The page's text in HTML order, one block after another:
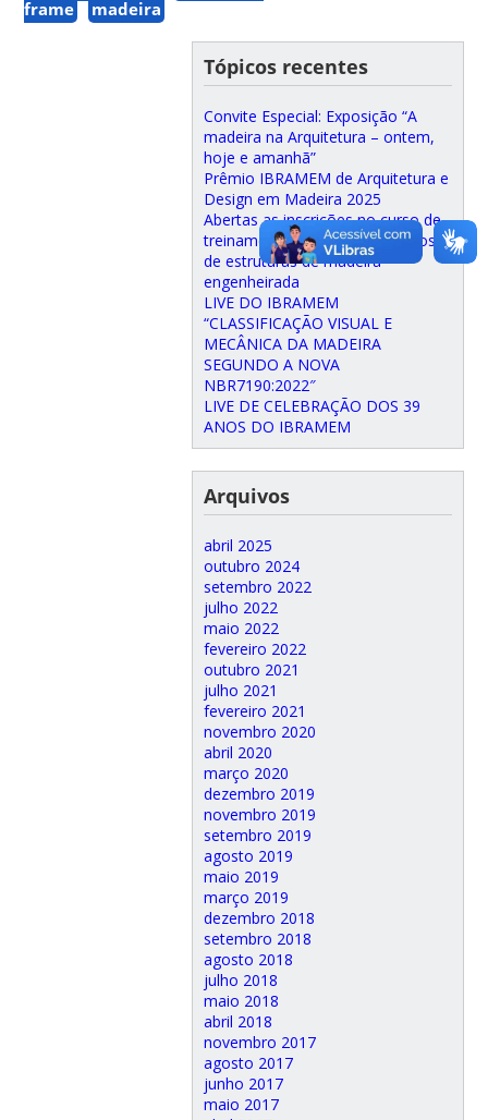
frame madeira
Tópicos recentes
Convite Especial: Exposição “A
madeira na Arquitetura – ontem,
hoje e amanhã”
Prêmio IBRAMEM de Arquitetura e
Design em Madeira 2025
Abertas as inscrições no curso de
treinamento prático em projetos
de estruturas de madeira
engenheirada
LIVE DO IBRAMEM
“CLASSIFICAÇÃO VISUAL E
MECÂNICA DA MADEIRA
SEGUNDO A NOVA
NBR7190:2022″
LIVE DE CELEBRAÇÃO DOS 39
ANOS DO IBRAMEM
Arquivos
abril 2025
outubro 2024
setembro 2022
julho 2022
maio 2022
fevereiro 2022
outubro 2021
julho 2021
fevereiro 2021
novembro 2020
abril 2020
março 2020
dezembro 2019
novembro 2019
setembro 2019
agosto 2019
maio 2019
março 2019
dezembro 2018
setembro 2018
agosto 2018
julho 2018
maio 2018
abril 2018
novembro 2017
agosto 2017
junho 2017
maio 2017